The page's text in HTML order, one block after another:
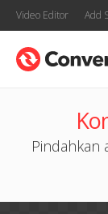
Video Editor Add
Pindahkan